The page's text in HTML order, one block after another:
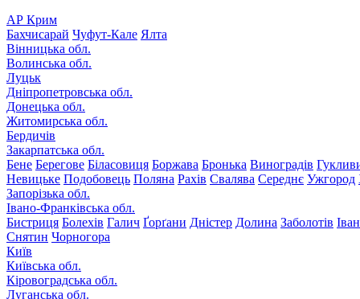
АР Крим
Бахчисарай Чуфут-Кале Ялта
Вінницька обл.
Волинська обл.
Луцьк
Дніпропетровська обл.
Донецька обл.
Житомирська обл.
Бердичів
Закарпатська обл.
Бене Берегове Біласовиця Боржава Бронька Виноградів
Невицьке Подобовець Поляна Рахів Свалява Середнє Ужгород
Запорізька обл.
Івано-Франківська обл.
Бистриця Болехів Галич Ґорґани Дністер Долина Заболотів
Снятин Чорногора
Київ
Київська обл.
Кіровоградська обл.
Луганська обл.